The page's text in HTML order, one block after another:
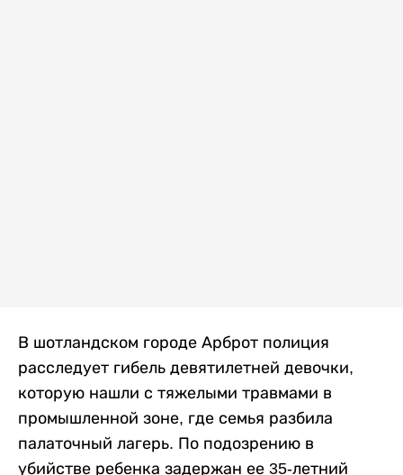
В шотландском городе Арброт полиция
расследует гибель девятилетней девочки,
которую нашли с тяжелыми травмами в
промышленной зоне, где семья разбила
палаточный лагерь. По подозрению в
убийстве ребенка задержан ее 35-летний